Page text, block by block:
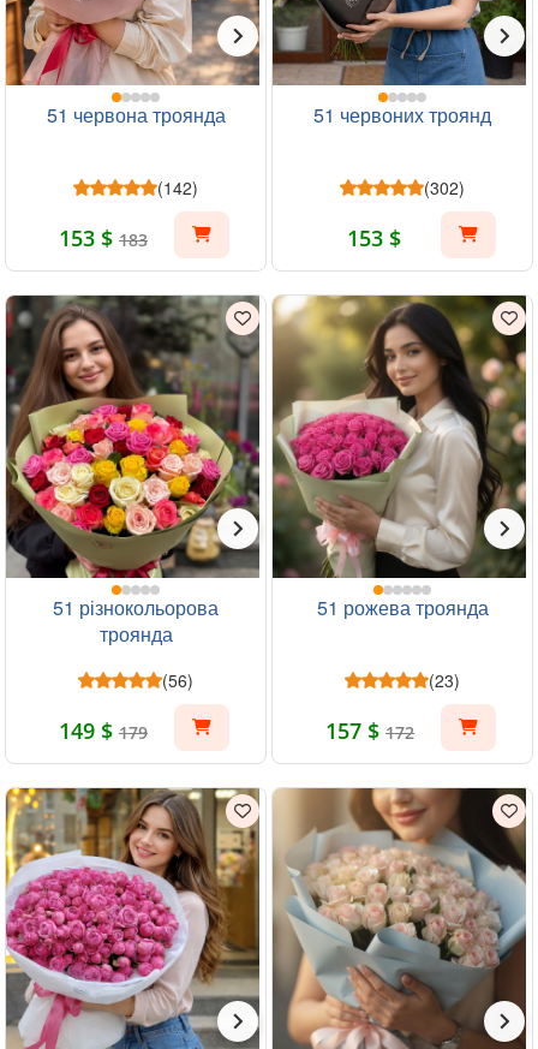
51 червона троянда
(142)
153 $ 183
51 червоних троянд
(302)
153 $
51 різнокольорова
троянда
(56)
149 $ 179
51 рожева троянда
(23)
157 $ 172